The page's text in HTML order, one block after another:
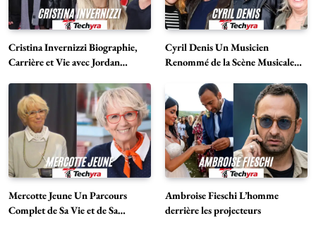
Cristina Invernizzi Biographie,
Carrière et Vie avec Jordan
Cyril Denis Un Musicien
Renommé de la Scène Musicale
Mercotte Jeune Un Parcours
Complet de Sa Vie et de Sa
Ambroise Fieschi L’homme
derrière les projecteurs